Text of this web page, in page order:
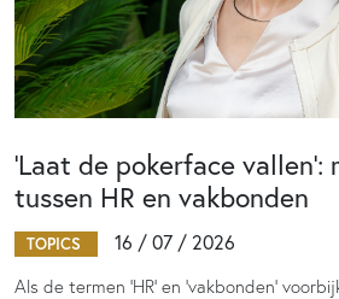
‘Laat de pokerface
tussen HR en vakbonden
TOPICS 16 / 07 / 2026
Als de termen 'HR' en 'vakbonden'